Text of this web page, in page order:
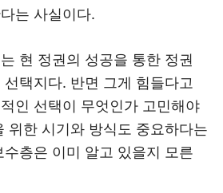
는 사실이다.
현 정권의 성공을 통한 정권
택지다. 반면 그게 힘들다고
인 선택이 무엇인가 고민해야
위한 시기와 방식도 중요하다는
층은 이미 알고 있을지 모른